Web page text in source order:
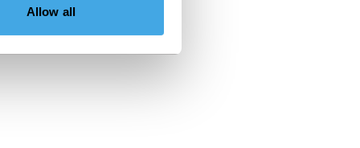
Allow all